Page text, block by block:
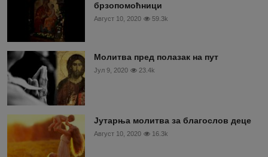
брзопомоћници
Август 10, 2020 59.3k
Молитва пред полазак на пут
Јул 9, 2020 23.4k
Јутарња молитва за благослов деце
Август 10, 2020 16.3k